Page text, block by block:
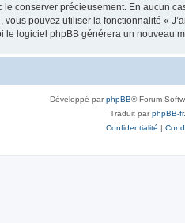
conserver précieusement. En aucun
pouvez utiliser la fonctionnalité «
logiciel phpBB générera un nouveau
Développé parphpBB® Forum
Traduit parphpBB-
Confidentialité |